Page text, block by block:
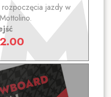
jazdy w